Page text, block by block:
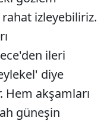
izleyebiliriz.
ileri
diye
Hem akşamları
güneşin